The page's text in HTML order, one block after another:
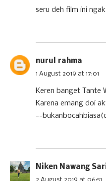
seru deh film ini
nurul rahma
1 August 2019 at 17:01
Keren banget Tante
Karena emang doi
--
Niken Nawang
2 August 2019 at 06:51